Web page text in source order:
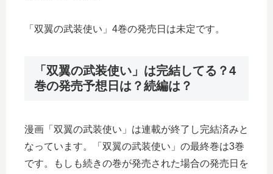
「双翼の武装使い」4巻の発売日は未定です。
「双翼の武装使い」は完結してる？4
巻の発売予想日は？続編は？
漫画「双翼の武装使い」は連載が終了し完結済みと
なっています。「双翼の武装使い」の最終巻は3巻
です。もしも続きの巻が発売された場合の発売日を